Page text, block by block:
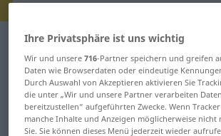
Deutsch-Persisch Wörterbuch
Deutsch-Persisch
"gefühllos"
Ihre Privatsphäre ist uns wichtig
Wir und unsere 716-Partner speichern und greifen
Daten wie Browserdaten oder eindeutige
Durch Auswahl von Akzeptieren aktivieren Sie
die unter „Wir und unsere Partner verarbeiten
bereitzustellen“ aufgeführten Zwecke. Wenn
manche Inhalte und Anzeigen möglicherweise
Sie. Sie können dieses Menü jederzeit wieder